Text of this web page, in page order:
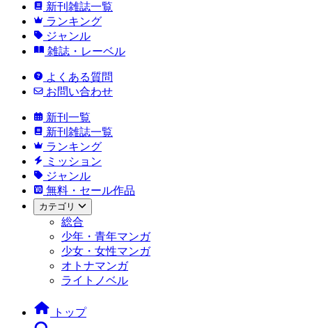
新刊雑誌一覧
ランキング
ジャンル
雑誌・レーベル
よくある質問
お問い合わせ
新刊一覧
新刊雑誌一覧
ランキング
ミッション
ジャンル
無料・セール作品
カテゴリ
総合
少年・青年マンガ
少女・女性マンガ
オトナマンガ
ライトノベル
トップ